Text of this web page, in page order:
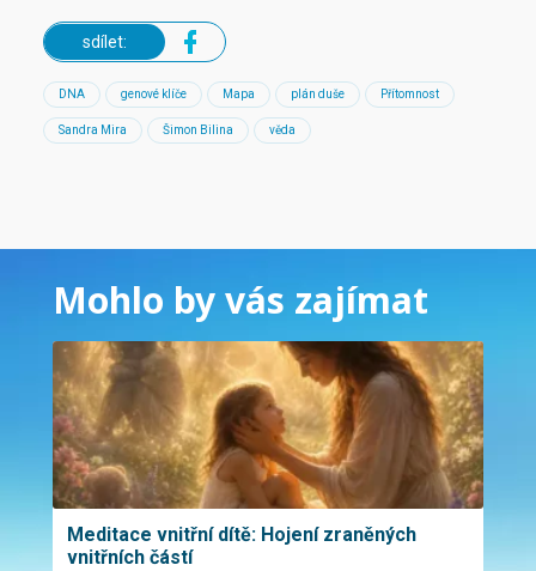
sdílet:
DNA genové klíče Mapa plán duše Přítomnost
Sandra Mira Šimon Bilina věda
Mohlo by vás zajímat
Meditace vnitřní dítě: Hojení zraněných
vnitřních částí